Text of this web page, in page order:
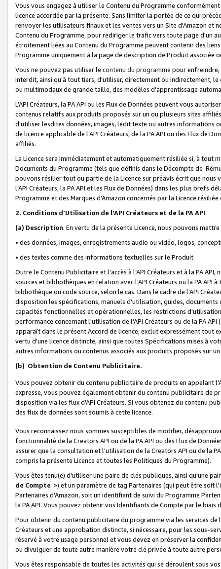
Vous vous engagez à utiliser le Contenu du Programme
licence accordée par la présente. Sans limiter la portée de ce qui
renvoyer les utilisateurs finaux et les ventes vers un Site d'Amazon et
Contenu du Programme, pour rediriger le trafic vers toute page d'un
étroitement liées au Contenu du Programme peuvent contenir des
Programme uniquement à la page de description de Produit associée
Vous ne pouvez pas utiliser le contenu du programme pour
interdit, ainsi qu’à tout tiers, d’utiliser, directement ou indirectement,
ou multimodaux de grande taille, des modèles d’apprentissage
L’API Créateurs, la PA API ou les Flux de Données peuvent vous
contenus relatifs aux produits proposés sur un ou plusieurs sites
d'utiliser lesdites données, images, ledit texte ou autres informations
de licence applicable de l’API Créateurs, de la PA API ou des Flux de
affiliés.
La Licence sera immédiatement et automatiquement résiliée si, à
Documents du Programme (tels que définis dans le Décompte de
pouvons résilier tout ou partie de la Licence sur préavis écrit que
l’API Créateurs, la PA API et les Flux de Données) dans les plus
Programme et des Marques d'Amazon concernés par la Licence
2. Conditions d'Utilisation de l’API Créateurs et de la PA API
(a) Description. En vertu de la présente Licence, nous pouvons
• des données, images, enregistrements audio ou vidéo, logos,
• des textes comme des informations textuelles sur le Produit.
Outre le Contenu Publicitaire et l'accès à l’API Créateurs et à la PA
sources et bibliothèques en relation avec l’API Créateurs ou la PA
bibliothèque ou code source, selon le cas. Dans le cadre de l’API
disposition les spécifications, manuels d'utilisation, guides,
capacités fonctionnelles et opérationnelles, les restrictions
performance concernant l'utilisation de l’API Créateurs ou de la PA
apparaît dans le présent Accord de licence, exclut expressément tout
vertu d'une licence distincte, ainsi que toutes Spécifications mises à
autres informations ou contenus associés aux produits proposés sur
(b) Obtention de Contenu Publicitaire.
Vous pouvez obtenir du contenu publicitaire de produits en appelant
expresse, vous pouvez également obtenir du contenu publicitaire de
disposition via les flux d'API Créateurs. Si vous obtenez du contenu
des flux de données sont soumis à cette licence.
Vous reconnaissez nous sommes susceptibles de modifier,
fonctionnalité de la Creators API ou de la PA API ou des Flux de
assurer que la consultation et l'utilisation de la Creators API ou de la
compris la présente Licence et toutes les Politiques du Programme).
Vous êtes tenu(e) d'utiliser une paire de clés publiques, ainsi qu'une
de Compte ») et un paramètre de tag Partenaires (qui peut être soit
Partenaires d'Amazon, soit un identifiant de suivi du Programme
la PA API. Vous pouvez obtenir vos Identifiants de Compte par le biais
Pour obtenir du contenu publicitaire du programme via les services
Créateurs et une approbation distincte, si nécessaire, pour les sous-
réservé à votre usage personnel et vous devez en préserver la
ou divulguer de toute autre manière votre clé privée à toute autre
Vous êtes responsable de toutes les activités qui se déroulent sous